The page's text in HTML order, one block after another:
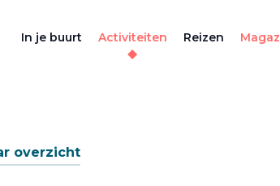
In je buurt Activiteiten Reizen
overzicht